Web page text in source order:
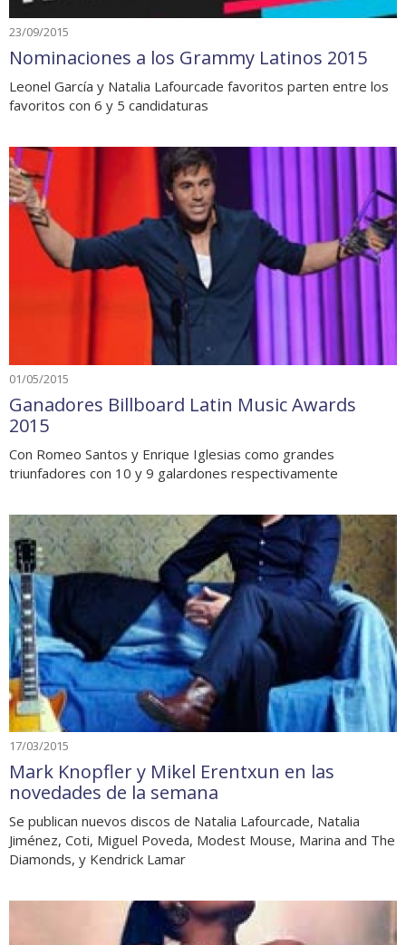
23/09/2015
Nominaciones a los Grammy Latinos 2015
Leonel García y Natalia Lafourcade favoritos parten entre los
favoritos con 6 y 5 candidaturas
01/05/2015
Ganadores Billboard Latin Music Awards
2015
Con Romeo Santos y Enrique Iglesias como grandes
triunfadores con 10 y 9 galardones respectivamente
17/03/2015
Mark Knopfler y Mikel Erentxun en las
novedades de la semana
Se publican nuevos discos de Natalia Lafourcade, Natalia
Jiménez, Coti, Miguel Poveda, Modest Mouse, Marina and The
Diamonds, y Kendrick Lamar